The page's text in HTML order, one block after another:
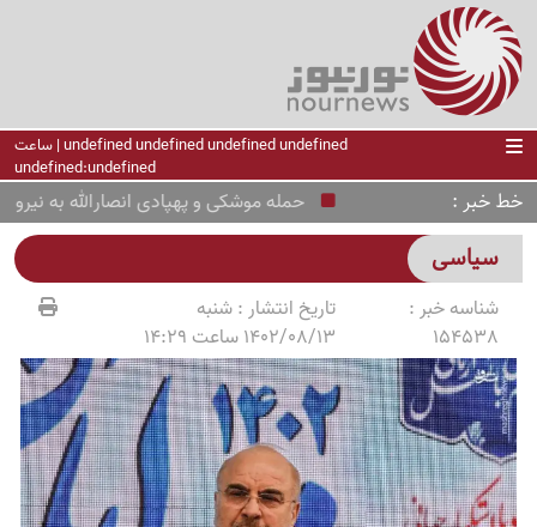
undefined undefined undefined undefined | ساعت
undefined:undefined
خط خبر حمله موشکی و پهپادی انصارالله به نیروهای
سیاسی
شناسه خبر :
154538
تاریخ انتشار :شنبه
1402/08/13 ساعت 14:29